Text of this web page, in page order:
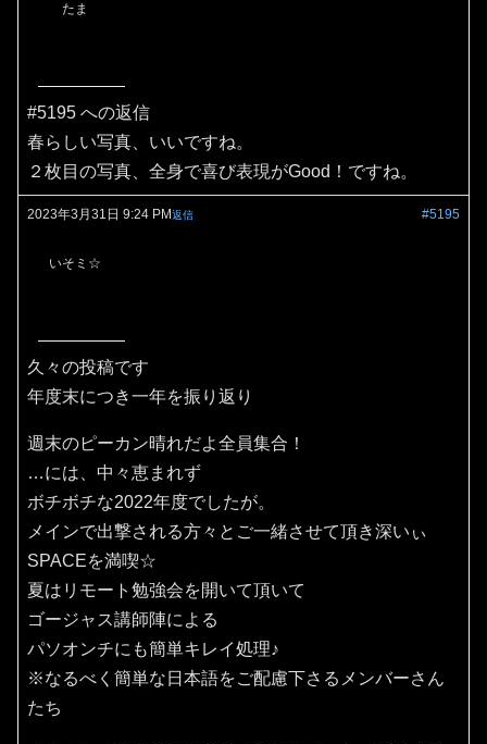
たま
#5195 への返信
春らしい写真、いいですね。
２枚目の写真、全身で喜び表現がGood！ですね。
2023年3月31日 9:24 PM #5195
返信
いそミ☆
久々の投稿です
年度末につき一年を振り返り
週末のピーカン晴れだよ全員集合！
…には、中々恵まれず
ボチボチな2022年度でしたが。
メインで出撃される方々とご一緒させて頂き深いぃ
SPACEを満喫☆
夏はリモート勉強会を開いて頂いて
ゴージャス講師陣による
パソオンチにも簡単キレイ処理♪
※なるべく簡単な日本語をご配慮下さるメンバーさん
たち